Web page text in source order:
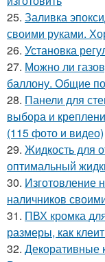
25. Заливка
своими руками.
26. Установка
27. Можно ли
баллону. Общие
28. Панели для
выбора и
(115 фото и видео)
29. Жидкость для
оптимальный
30. Изготовление
наличников
31. ПВХ кромка
размеры, как
32. Декоративные